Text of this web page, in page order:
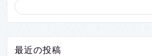
最近の投稿